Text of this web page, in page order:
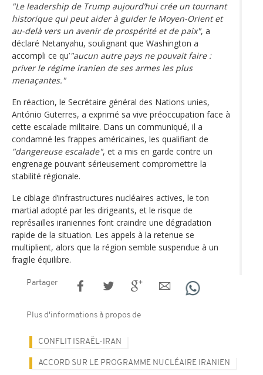
"Le leadership de Trump aujourd’hui crée un tournant
historique qui peut aider à guider le Moyen-Orient et
au-delà vers un avenir de prospérité et de paix", a
déclaré Netanyahu, soulignant que Washington a
accompli ce qu’"aucun autre pays ne pouvait faire :
priver le régime iranien de ses armes les plus
menaçantes."
En réaction, le Secrétaire général des Nations unies,
António Guterres, a exprimé sa vive préoccupation face à
cette escalade militaire. Dans un communiqué, il a
condamné les frappes américaines, les qualifiant de
"dangereuse escalade", et a mis en garde contre un
engrenage pouvant sérieusement compromettre la
stabilité régionale.
Le ciblage d’infrastructures nucléaires actives, le ton
martial adopté par les dirigeants, et le risque de
représailles iraniennes font craindre une dégradation
rapide de la situation. Les appels à la retenue se
multiplient, alors que la région semble suspendue à un
fragile équilibre.
Partager
Plus d'informations à propos de
CONFLIT ISRAËL-IRAN
ACCORD SUR LE PROGRAMME NUCLÉAIRE IRANIEN